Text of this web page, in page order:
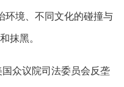
环境、不同文化的碰撞与
抹黑。
众议院司法委员会反垄